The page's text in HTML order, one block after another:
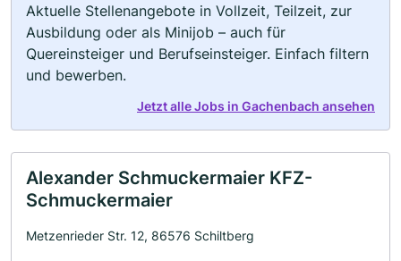
Aktuelle Stellenangebote in Vollzeit, Teilzeit, zur
Ausbildung oder als Minijob – auch für
Quereinsteiger und Berufseinsteiger. Einfach filtern
und bewerben.
Jetzt alle Jobs in Gachenbach ansehen
Alexander Schmuckermaier KFZ-
Schmuckermaier
Metzenrieder Str. 12, 86576 Schiltberg